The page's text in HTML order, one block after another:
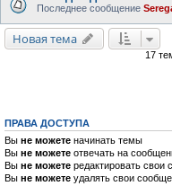
Последнее сообщение
Новая тема
17
ПРАВА ДОСТУПА
Вы не можете начинать темы
Вы не можете отвечать на
Вы не можете редактировать свои
Вы не можете удалять свои